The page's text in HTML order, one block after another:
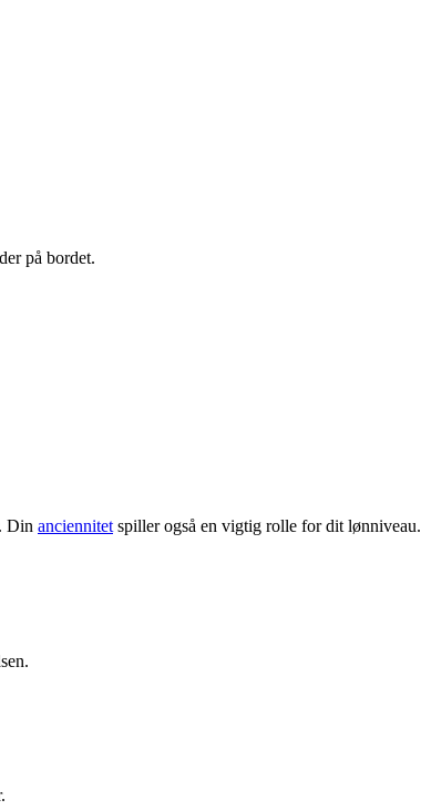
på bordet.
Din anciennitetspiller også en vigtig rolle for dit lønniveau.